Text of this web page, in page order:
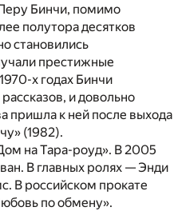
Бинчи, помимо
полутора десятков
становились
престижные
х годах Бинчи
и довольно
пришла к ней после выхода
(1982).
на Тара-роуд». В 2005
В главных ролях — Энди
В российском прокате
по обмену».